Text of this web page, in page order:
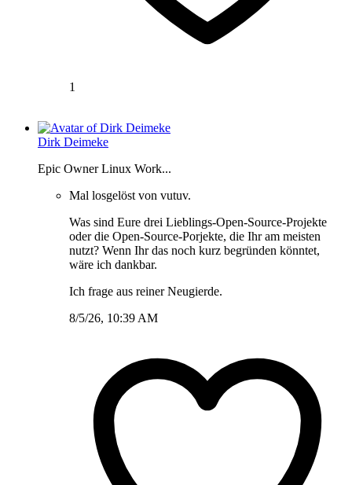
1
Dirk Deimeke
Epic Owner Linux Work...
Mal losgelöst von vutuv.
Was sind Eure drei Lieblings-Open-Source-Projekte
oder die Open-Source-Porjekte, die Ihr am meisten
nutzt? Wenn Ihr das noch kurz begründen könntet,
wäre ich dankbar.
Ich frage aus reiner Neugierde.
8/5/26, 10:39 AM